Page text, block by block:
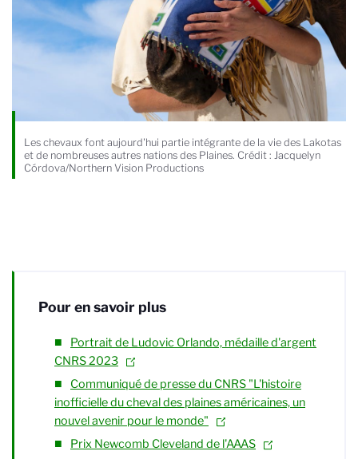
Les chevaux font aujourd'hui partie intégrante de la vie des Lakotas
et de nombreuses autres nations des Plaines. Crédit : Jacquelyn
Córdova/Northern Vision Productions
Pour en savoir plus
Portrait de Ludovic Orlando, médaille d'argent
CNRS 2023
Communiqué de presse du CNRS "L'histoire
inofficielle du cheval des plaines américaines, un
nouvel avenir pour le monde"
Prix Newcomb Cleveland de l'AAAS